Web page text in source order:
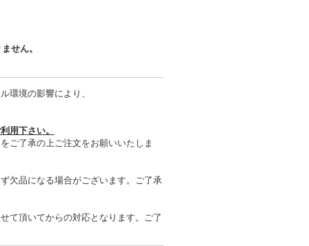
せん。
環境の影響により、
用下さい。
ご了承の上ご注文をお願いいたしま
欠品になる場合がございます。ご了承
て頂いてからの対応となります。ご了